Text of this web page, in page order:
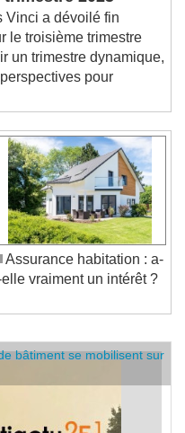
2025
Vinci a dévoilé fin
le troisième trimestre
un trimestre dynamique,
pour
Assurance habitation : a-
bâtiment se mobilisent sur